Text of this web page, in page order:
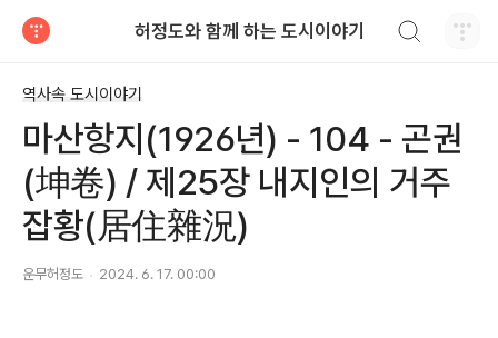
허정도와 함께 하는 도시이야기
역사속 도시이야기
마산항지(1926년) - 104 - 곤권
(坤卷) / 제25장 내지인의 거주
잡황(居住雜況)
운무허정도 2024. 6. 17. 00:00